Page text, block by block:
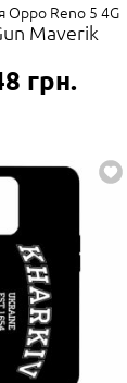
Oppo Reno 5 4G
Maverik
грн.